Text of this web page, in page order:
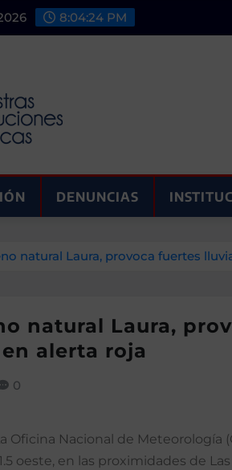
8:04:25 PM
DENUNCIAS
natural Laura, provoca fuertes
natural Laura,
alerta roja
0
Oficina Nacional de
oeste, en las proximidades de